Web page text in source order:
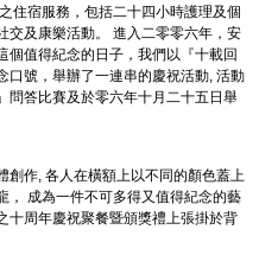
住宿服務，包括二十四小時護理及個
交及康樂活動。 進入二零零六年，安
個值得紀念的日子，我們以『十載回
口號，舉辦了一連串的慶祝活動, 活動
問答比賽及於零六年十月二十五日舉
創作, 各人在橫額上以不同的顏色蓋上
， 成為一件不可多得又值得紀念的藝
十周年慶祝聚餐暨頒獎禮上張掛於背